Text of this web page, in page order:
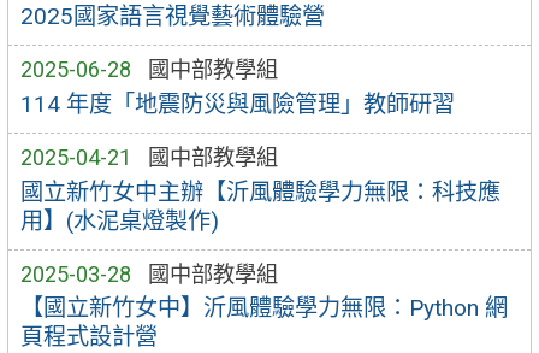
2025國家語言視覺藝術體驗營
2025-06-28 國中部教學組
114 年度「地震防災與風險管理」教師研習
2025-04-21 國中部教學組
國立新竹女中主辦【沂風體驗學力無限：科技應
用】(水泥桌燈製作)
2025-03-28 國中部教學組
【國立新竹女中】沂風體驗學力無限：Python 網
頁程式設計營